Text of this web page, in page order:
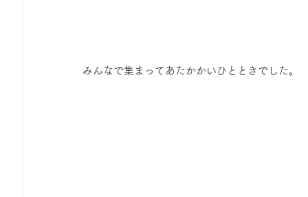
みんなで集まってあたかかいひとときでした。